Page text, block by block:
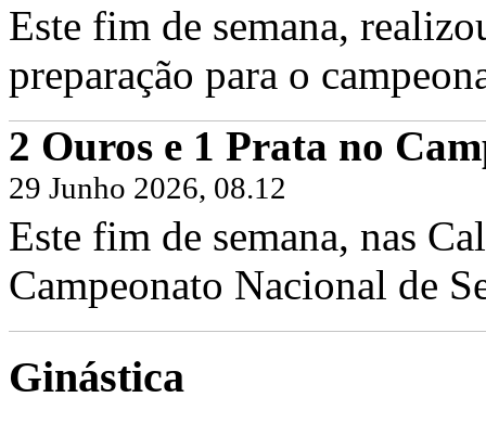
Este fim de semana,
preparação para o
2 Ouros e 1 Prata no
29 Junho 2026, 08.12
Este fim de semana, nas
Campeonato Nacional de
Ginástica